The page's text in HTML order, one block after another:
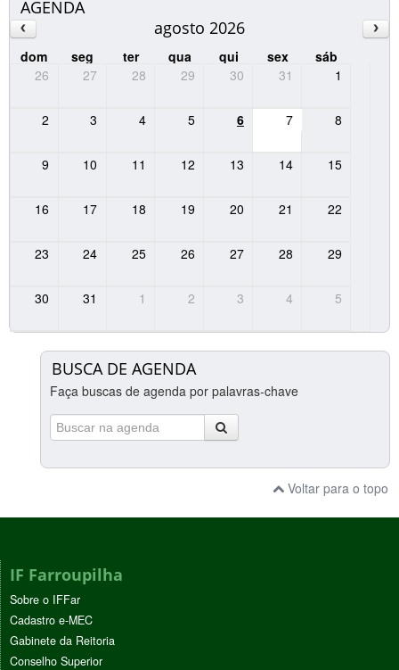
AGENDA
agosto 2026
dom seg ter qua qui sex
sáb
26
27 28 29 30 31 1
2 3 4 5 6 7 8
9 10 11 12 13 14 15
16 17 18 19 20 21 22
23 24 25 26 27 28 29
30 31 1 2 3 4 5
BUSCA DE AGENDA
Faça buscas de agenda por palavras-chave
Voltar para o topo
IF Farroupilha
Sobre o IFFar
Cadastro e-MEC
Gabinete da Reitoria
Conselho Superior